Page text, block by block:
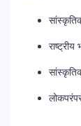
राष्ट्रीय